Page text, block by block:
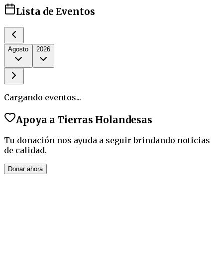
Lista de Eventos
Agosto 2026
Cargando eventos...
Apoya a Tierras Holandesas
Tu donación nos ayuda a seguir brindando noticias
de calidad.
Donar ahora